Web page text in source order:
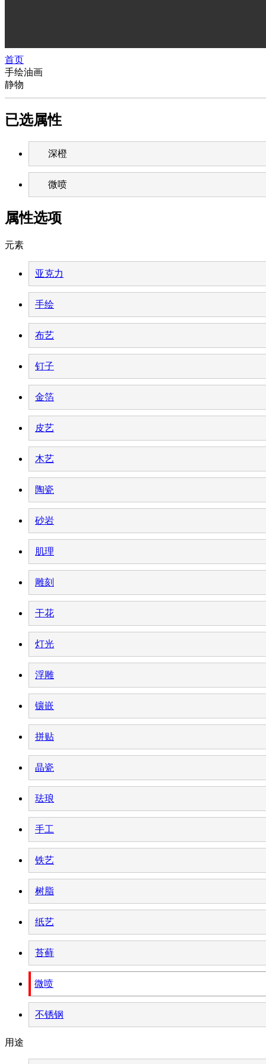
首页
手绘油画
静物
已选属性
深橙
微喷
属性选项
元素
亚克力
手绘
布艺
钉子
金箔
皮艺
木艺
陶瓷
砂岩
肌理
雕刻
干花
灯光
浮雕
镶嵌
拼贴
晶瓷
珐琅
手工
铁艺
树脂
纸艺
苔藓
微喷
不锈钢
用途